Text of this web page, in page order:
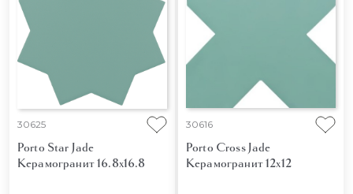
30625
Porto Star Jade
Керамогранит 16.8x16.8
30616
Porto Cross Jade
Керамогранит 12x12